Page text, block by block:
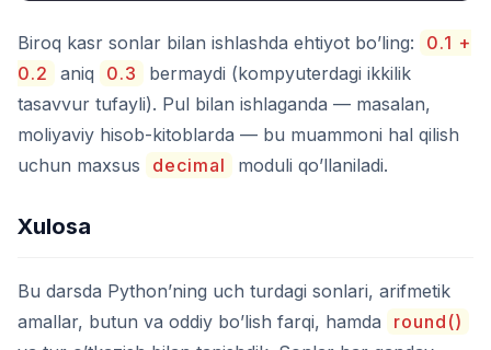
Biroq kasr sonlar bilan ishlashda ehtiyot bo’ling:
0.1 +
0.2
aniq 0.3
bermaydi (kompyuterdagi ikkilik
tasavvur tufayli). Pul bilan ishlaganda — masalan,
moliyaviy hisob-kitoblarda — bu muammoni hal qilish
uchun maxsus
decimal moduli qo’llaniladi.
Xulosa
Bu darsda Python’ning uch turdagi sonlari, arifmetik
amallar, butun va oddiy bo’lish farqi, hamda
round()